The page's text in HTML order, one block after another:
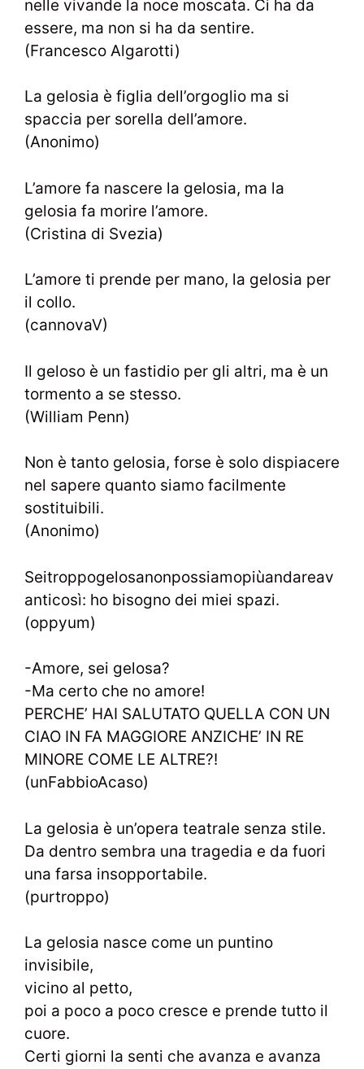
nelle vivande la noce moscata. Ci ha da
essere, ma non si ha da sentire.
(Francesco Algarotti)
La gelosia è figlia dell’orgoglio ma si
spaccia per sorella dell’amore.
(Anonimo)
L’amore fa nascere la gelosia, ma la
gelosia fa morire l’amore.
(Cristina di Svezia)
L’amore ti prende per mano, la gelosia per
il collo.
(cannovaV)
Il geloso è un fastidio per gli altri, ma è un
tormento a se stesso.
(William Penn)
Non è tanto gelosia, forse è solo dispiacere
nel sapere quanto siamo facilmente
sostituibili.
(Anonimo)
Seitroppogelosanonpossiamopiùandareav
anticosì: ho bisogno dei miei spazi.
(oppyum)
-Amore, sei gelosa?
-Ma certo che no amore!
PERCHE’ HAI SALUTATO QUELLA CON UN
CIAO IN FA MAGGIORE ANZICHE’ IN RE
MINORE COME LE ALTRE?!
(unFabbioAcaso)
La gelosia è un’opera teatrale senza stile.
Da dentro sembra una tragedia e da fuori
una farsa insopportabile.
(purtroppo)
La gelosia nasce come un puntino
invisibile,
vicino al petto,
poi a poco a poco cresce e prende tutto il
cuore.
Certi giorni la senti che avanza e avanza